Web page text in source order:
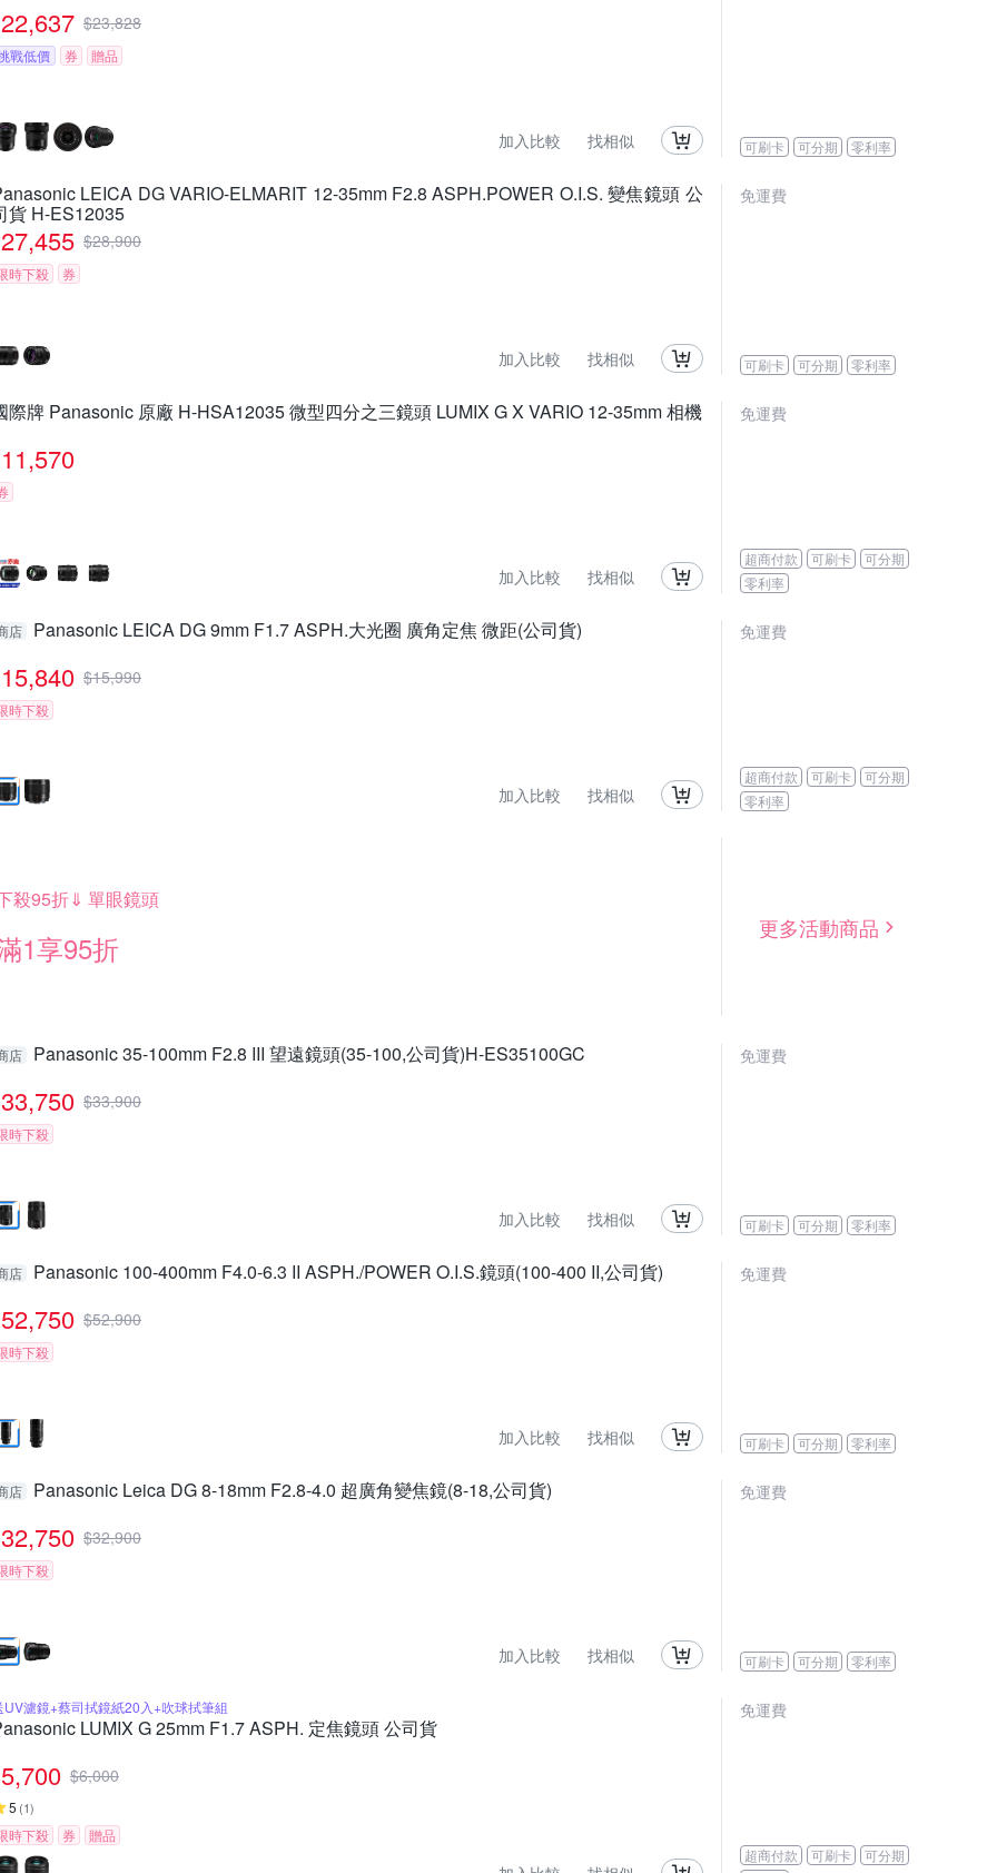
22,637 $23,828
戰低價 券 贈品
加入比較 找相似 可刷卡 可分期 零利率
LEICA DG VARIO-ELMARIT 12-35mm F2.8 ASPH.POWER O.I.S. 變焦鏡頭 公
貨 H-ES12035
27,455 $28,900
時下殺 券
加入比較 找相似
免運費
可刷卡 可分期 零利率
際牌 Panasonic 原廠 H-HSA12035 微型四分之三鏡頭 LUMIX G X VARIO 12-35mm 相機
11,570
加入比較 找相似
免運費
超商付款 可刷卡
可分期
零利率
店 Panasonic LEICA DG 9mm F1.7 ASPH.大光圈 廣角定焦 微距(公司貨)
15,840 $15,990
時下殺
加入比較 找相似
免運費
超商付款 可刷卡
可分期
零利率
殺95折⇓ 單眼鏡頭
1享95折
更多活動商品
店 Panasonic 35-100mm F2.8 III 望遠鏡頭(35-100,公司貨)H-ES35100GC
33,750 $33,900
時下殺
加入比較 找相似
免運費
可刷卡 可分期 零利率
店 Panasonic 100-400mm F4.0-6.3 II ASPH./POWER O.I.S.鏡頭(100-400 II,公司貨)
52,750 $52,900
時下殺
加入比較 找相似
免運費
可刷卡 可分期 零利率
店 Panasonic Leica DG 8-18mm F2.8-4.0 超廣角變焦鏡(8-18,公司貨)
32,750 $32,900
時下殺
加入比較 找相似
免運費
可刷卡 可分期 零利率
UV濾鏡+蔡司拭鏡紙20入+吹球拭筆組
LUMIX G 25mm F1.7 ASPH. 定焦鏡頭 公司貨
5,700 $6,000
5 (1)
時下殺 券 贈品
免運費
超商付款 可刷卡
可分期